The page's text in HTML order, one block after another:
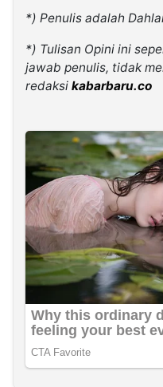
*) Penulis adalah
*) Tulisan Opini ini
jawab penulis, tidak
redaksi kabarbaru.co